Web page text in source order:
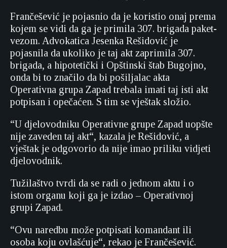
Frančešević je pojasnio da je koristio onaj prema
kojem se vidi da ga je primila 307. brigada paket-
vezom. Advokatica Jesenka Rešidović je
pojasnila da ukoliko je taj akt zaprimila 307.
brigada, a hipotetički i Opštinski štab Bugojno,
onda bi to značilo da bi pošiljalac akta
Operativna grupa Zapad trebala imati taj isti akt
potpisan i opečaćen. S tim se vještak složio.
“U djelovodniku Operativne grupe Zapad uopšte
nije zaveden taj akt“, kazala je Rešidović, a
vještak je odgovorio da nije imao priliku vidjeti
djelovodnik.
Tužilaštvo tvrdi da se radi o jednom aktu i o
istom organu koji ga je izdao – Operativnoj
grupi Zapad.
“Ovu naredbu može potpisati komandant ili
osoba koju ovlašćuje“, rekao je Frančešević.